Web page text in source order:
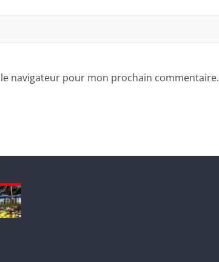
navigateur pour mon prochain commentaire.